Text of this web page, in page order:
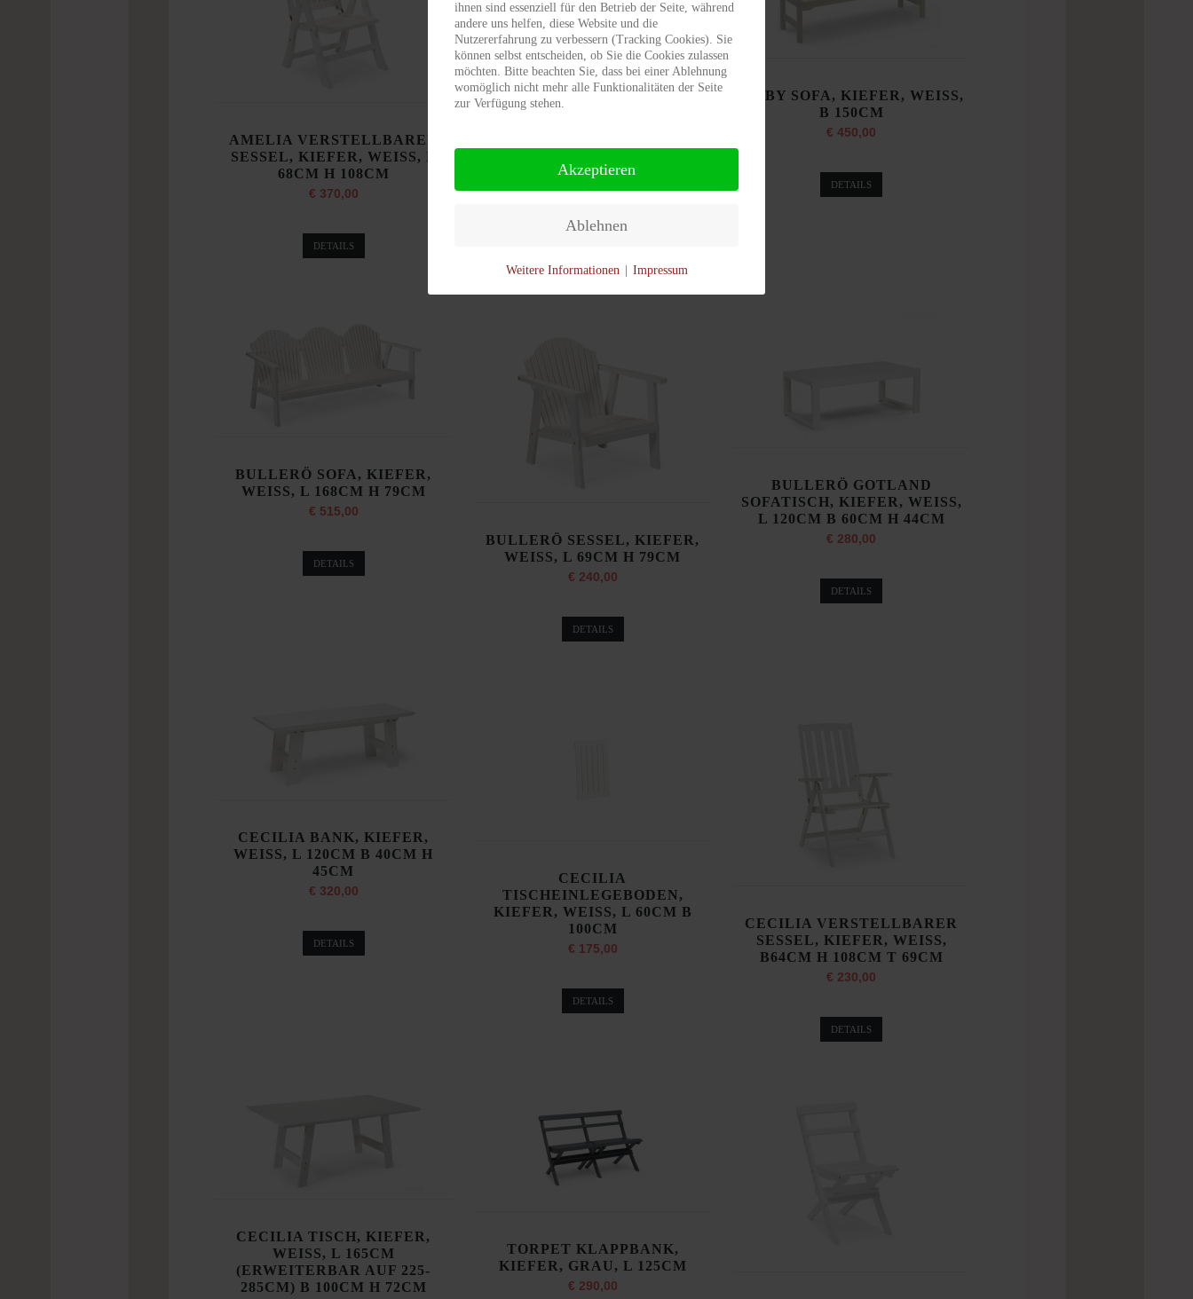
AMELIA VERSTELLBARER
SESSEL, KIEFER, WEISS, B
68CM H 108CM
€ 370,00
DETAILS
VISBY SESSEL, KIEFER,
WEISS, B 62CM H 87CM
DETAILS
VISBY SOFA, KIEFER, WEISS,
B 150CM
€ 450,00
DETAILS
BULLERÖ SOFA, KIEFER,
WEISS, L 168CM H 79CM
€ 515,00
DETAILS
BULLERÖ SESSEL, KIEFER,
WEISS, L 69CM H 79CM
€ 240,00
DETAILS
BULLERÖ GOTLAND
SOFATISCH, KIEFER, WEISS,
L 120CM B 60CM H 44CM
€ 280,00
DETAILS
CECILIA BANK, KIEFER,
WEISS, L 120CM B 40CM H
45CM
€ 320,00
DETAILS
CECILIA
TISCHEINLEGEBODEN,
KIEFER, WEISS, L 60CM B
100CM
€ 175,00
DETAILS
CECILIA VERSTELLBARER
SESSEL, KIEFER, WEISS,
B64CM H 108CM T 69CM
€ 230,00
DETAILS
CECILIA TISCH, KIEFER,
WEISS, L 165CM
(ERWEITERBAR AUF 225-
285CM) B 100CM H 72CM
TORPET KLAPPBANK,
KIEFER, GRAU, L 125CM
€ 290,00
ihnen sind essenziell für den Betrieb der Seite, während
andere uns helfen, diese Website und die
Nutzererfahrung zu verbessern (Tracking Cookies). Sie
können selbst entscheiden, ob Sie die Cookies zulassen
möchten. Bitte beachten Sie, dass bei einer Ablehnung
womöglich nicht mehr alle Funktionalitäten der Seite
zur Verfügung stehen.
Akzeptieren
Ablehnen
Weitere Informationen Impressum